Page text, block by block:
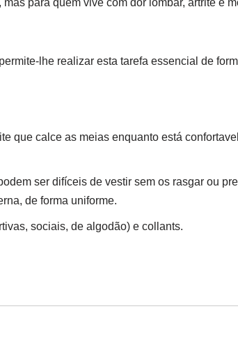
lhe realizar esta tarefa essencial de
que calce as meias enquanto está
ser difíceis de vestir sem os rasgar ou
de forma uniforme.
sociais, de algodão) e collants.